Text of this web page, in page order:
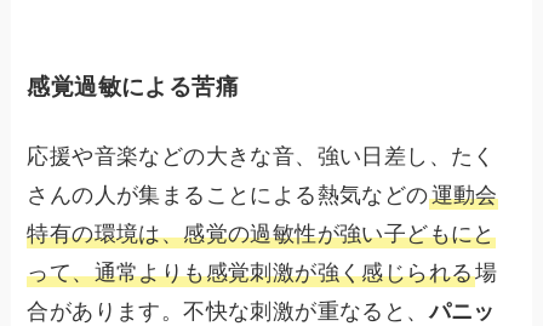
感覚過敏による苦痛
応援や音楽などの大きな音、強い日差し、たく
さんの人が集まることによる熱気などの運動会
特有の環境は、感覚の過敏性が強い子どもにと
って、通常よりも感覚刺激が強く感じられる場
合があります。不快な刺激が重なると、パニッ